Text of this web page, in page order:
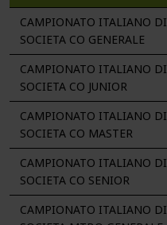
CAMPIONATO ITALIANO DI
SOCIETA CO GENERALE
CAMPIONATO ITALIANO DI
SOCIETA CO JUNIOR
CAMPIONATO ITALIANO DI
SOCIETA CO MASTER
CAMPIONATO ITALIANO DI
SOCIETA CO SENIOR
CAMPIONATO ITALIANO DI